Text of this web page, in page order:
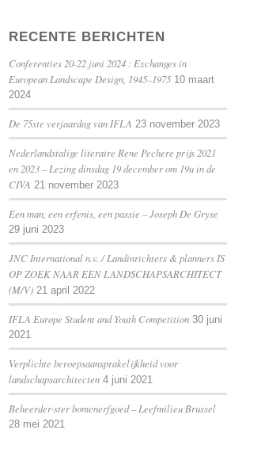
RECENTE BERICHTEN
Conferenties 20-22 juni 2024 : Exchanges in
European Landscape Design, 1945–1975 10 maart
2024
De 75ste verjaardag van IFLA 23 november 2023
Nederlandstalige literaire Rene Pechere prijs 2021
en 2023 – Lezing dinsdag 19 december om 19u in de
CIVA 21 november 2023
Een man, een erfenis, een passie – Joseph De Gryse
29 juni 2023
JNC International n.v. / Landinrichters & planners IS
OP ZOEK NAAR EEN LANDSCHAPSARCHITECT
(M/V) 21 april 2022
IFLA Europe Student and Youth Competition 30 juni
2021
Verplichte beroepsaansprakelijkheid voor
landschapsarchitecten 4 juni 2021
Beheerder·ster bomenerfgoed – Leefmilieu Brussel
28 mei 2021